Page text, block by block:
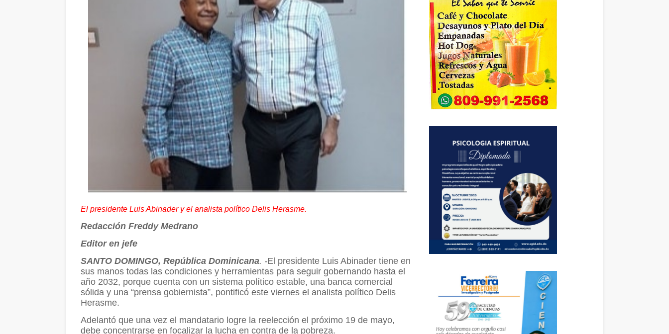
El presidente Luis Abinader y el analista político Delis Herasme.
Redacción Freddy Medrano
Editor en jefe
SANTO DOMINGO, República Dominicana. -El presidente Luis Abinader tiene en
sus manos todas las condiciones y herramientas para seguir gobernando hasta el
año 2032, porque cuenta con un sistema político estable, una banca comercial
sólida y una “prensa gobiernista”, pontificó este viernes el analista político Delis
Herasme.
Adelantó que una vez el mandatario logre la reelección el próximo 19 de mayo,
debe concentrarse en focalizar la lucha en contra de la pobreza.